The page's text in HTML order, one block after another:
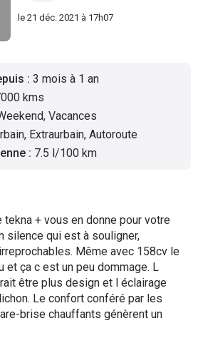
le 21 déc. 2021 à 17h07
: 3 mois à 1 an
kms
Vacances
Extraurbain, Autoroute
: 7.5 l/100 km
+ vous en donne pour votre
silence qui est à souligner,
Même avec 158cv le
et ça c est un peu dommage. L
être plus design et l éclairage
Le confort conféré par les
brise chauffants génèrent un